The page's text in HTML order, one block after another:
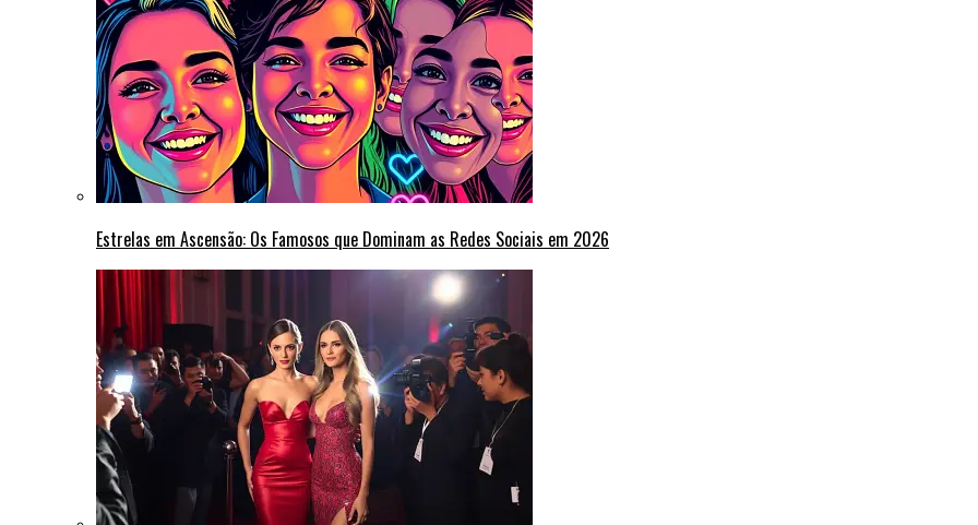
Estrelas em Ascensão: Os Famosos que Dominam as Redes Sociais em 2026